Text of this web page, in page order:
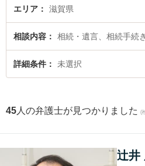
り込み検索もでき便利です。特に大津法律
律事務所の中野 仁弁護士、湖都経営法律事
発生した相続手続きのトラブルを今すぐに
のトラブル解決の実績豊富な近くの弁護士
続手続きを法律相談できる滋賀県内の弁護
エリア 滋賀県
相談内容 相続・遺言、相続手続き
詳細条件 未選択
45 人の弁護士が見つかりました (
辻井